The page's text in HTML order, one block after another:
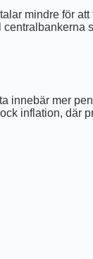
mindre för
centralbankerna
innebär mer
inflation, där